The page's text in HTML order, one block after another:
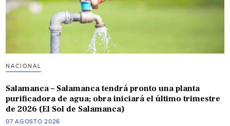
NACIONAL
Salamanca – Salamanca tendrá pronto una planta
purificadora de agua; obra iniciará el último trimestre
de 2026 (El Sol de Salamanca)
07 AGOSTO 2026